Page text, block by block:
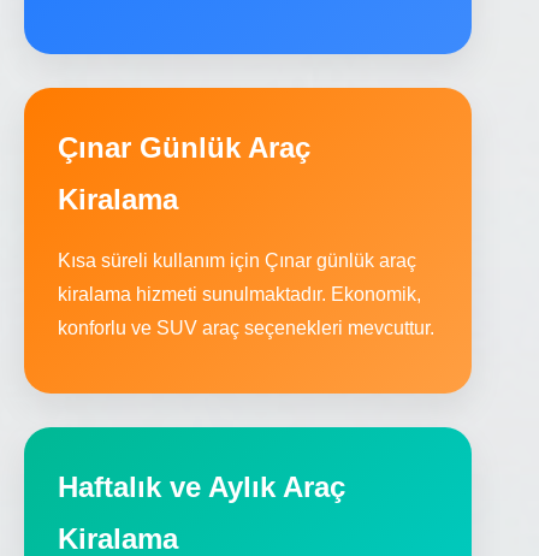
Çınar Günlük Araç
Kiralama
Kısa süreli kullanım için Çınar günlük araç
kiralama hizmeti sunulmaktadır. Ekonomik,
konforlu ve SUV araç seçenekleri mevcuttur.
Haftalık ve Aylık Araç
Kiralama